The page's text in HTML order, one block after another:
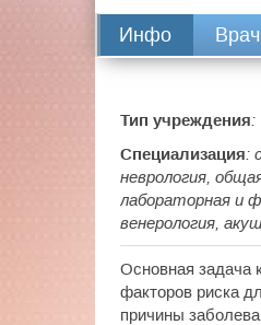
Инфо
Тип учреждения:
Специализация:
неврология,
лабораторная и
венерология,
Основная задача
факторов риска
причины